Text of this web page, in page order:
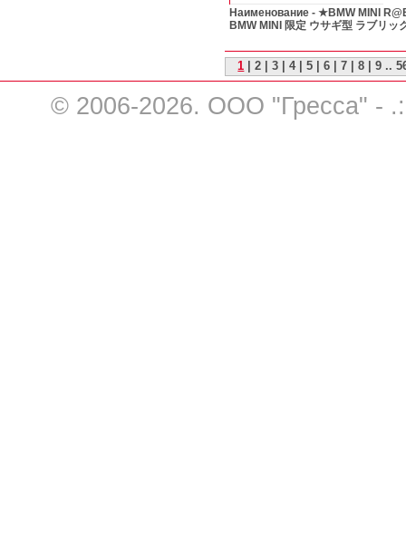
Наименование - ★BMW MINI
BMW MINI 限定 ウサギ型 ラブリッ
1 |2 |3 |4|5 |6 |7 |8 |9 ..
© 2006-2026. ООО "Гресса" -